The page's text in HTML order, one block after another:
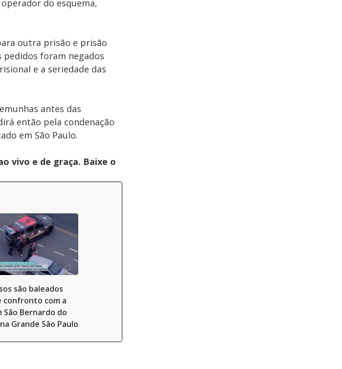
do esquema,
outra prisão e prisão
pedidos foram negados
e a seriedade das
antes das
então pela condenação
em São Paulo.
vivo e de graça. Baixe o
são baleados
confronto com a
São Bernardo do
Grande São Paulo